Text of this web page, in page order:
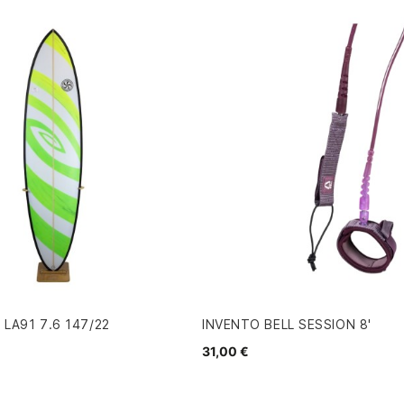
LA91 7.6 147/22
INVENTO BELL SESSION 8'
31,00 €